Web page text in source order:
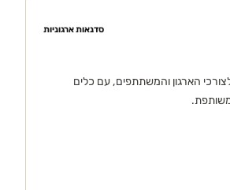
סדנאות ארגוניות
הארגון והמשתתפים, עם כלים